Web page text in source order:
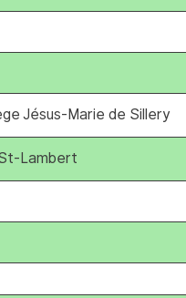
Jésus-Marie de Sillery
Lambert